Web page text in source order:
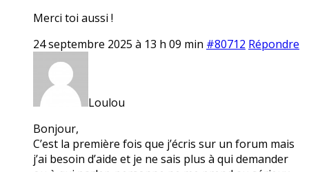
Merci toi aussi !
24 septembre 2025 à 13 h 09 min #80712 Répondre
Loulou
Bonjour,
C’est la première fois que j’écris sur un forum mais
j’ai besoin d’aide et je ne sais plus à qui demander